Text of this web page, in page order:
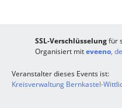
SSL-Verschlüsselungfür
Organisiert miteveeno,
Veranstalter dieses Events ist:
Kreisverwaltung Bernkastel-